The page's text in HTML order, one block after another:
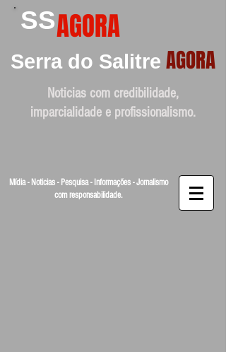
SSAGORA
Serra do Salitre AGORA
Noticias com credibilidade,
imparcialidade e profissionalismo.
Mídia - Noticias - Pesquisa - Informações - Jornalismo
com responsabilidade.